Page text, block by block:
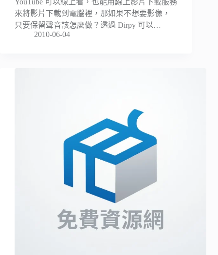
YouTube 可以線上看，也能用線上影片下載服務
來將影片下載到電腦裡，那如果不想要影像，
只要保留聲音該怎麼做？透過 Dirpy 可以…
2010-06-04